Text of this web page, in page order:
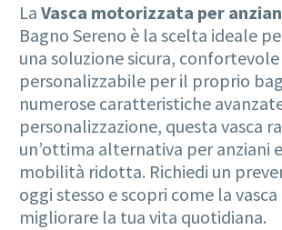
La Vasca motorizzata per
Bagno Sereno è la scelta ideale
una soluzione sicura, confortevole
personalizzabile per il proprio
numerose caratteristiche
personalizzazione, questa vasca
un’ottima alternativa per anziani
mobilità ridotta. Richiedi un
oggi stesso e scopri come la
migliorare la tua vita quotidiana.